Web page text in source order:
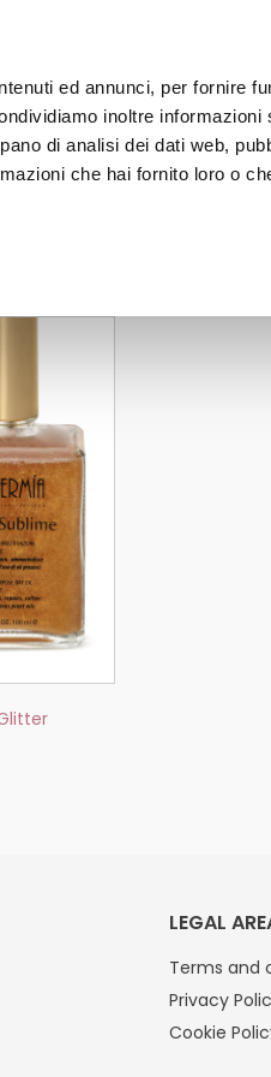
ed annunci, per fornire
inoltre
di analisi dei dati web,
che hai fornito loro o
50€ - subscribe to our
BODY HAIR SUN
LEGAL
Terms and
Privacy
Cookie